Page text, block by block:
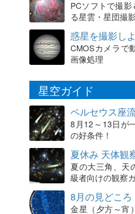
PCソフトで撮
る星雲・星団撮
惑星を撮影し
CMOSカメラで
画像処理
星空ガイド
ペルセウス座
8月12～13日が
の好条件！
夏休み 天体観
夏の大三角、天
級者向けの観察
8月の見どころ
金星（夕方～宵